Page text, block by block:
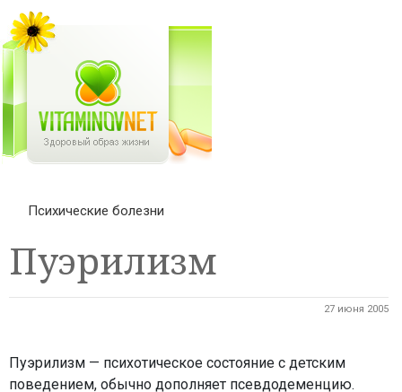
Психические болезни
Пуэрилизм
27 июня 2005
Пуэрилизм — психотическое состояние с детским
поведением, обычно дополняет псевдодеменцию.